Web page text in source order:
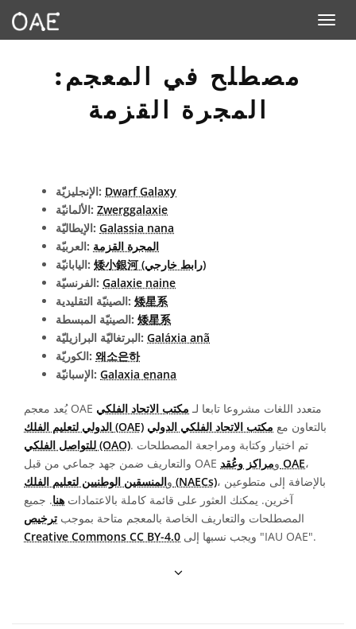
Toggle
مصطلح في المعجم:
المجرة القزمة
الإنجليزيّة: Dwarf Galaxy
الألمانيّة: Zwerggalaxie
الإيطاليّة: Galassia nana
العربيّة: المجرة القزمة
اليابانيّة:
矮小銀河 (رابط خارجي)
الفرنسيّة: Galaxie naine
الصينيّة التقليدية: 矮星系
الصينيّة المبسطة: 矮星系
البرتغاليّة البرازيليّة: Galáxia anã
الكوريّة: 왜소은하
الإسبانيّة: Galaxia enana
يُعد معجم OAE متعدد اللغات مشروعا تابعا لـ مكتب الاتحاد الفلكي
الدولي لتعليم الفلك (OAE)
بالتعاون مع مكتب الاتحاد الفلكي الدولي
للتواصل الفلكي (OAO). تم اختيار وكتابة ومراجعة المصطلحات
والتعاريف ضمن جهد جماعي من قبل OAE و مراكز وعُقد OAE،
و المنسقين الوطنيين لتعليم الفلك (NAECs)، بالإضافة إلى متطوعين
آخرين. يمكنك العثور على قائمة كاملة بالاعتمادات هنا. جميع
المصطلحات والتعاريف الخاصة بالمعجم متاحة بموجب ترخيص
Creative Commons CC BY-4.0
ويجب نسبها إلى "IAU OAE".